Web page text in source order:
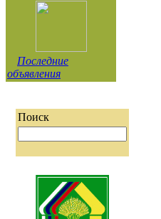
Последние
объявления
Поиск